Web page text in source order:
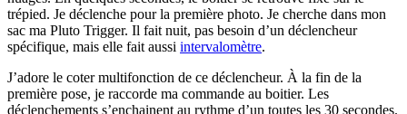
trépied. Je déclenche pour la première photo. Je cherche dans mon
sac ma Pluto Trigger. Il fait nuit, pas besoin d’un déclencheur
spécifique, mais elle fait aussi intervalomètre.
J’adore le coter multifonction de ce déclencheur. À la fin de la
première pose, je raccorde ma commande au boitier. Les
déclenchements s’enchainent au rythme d’un toutes les 30 secondes.